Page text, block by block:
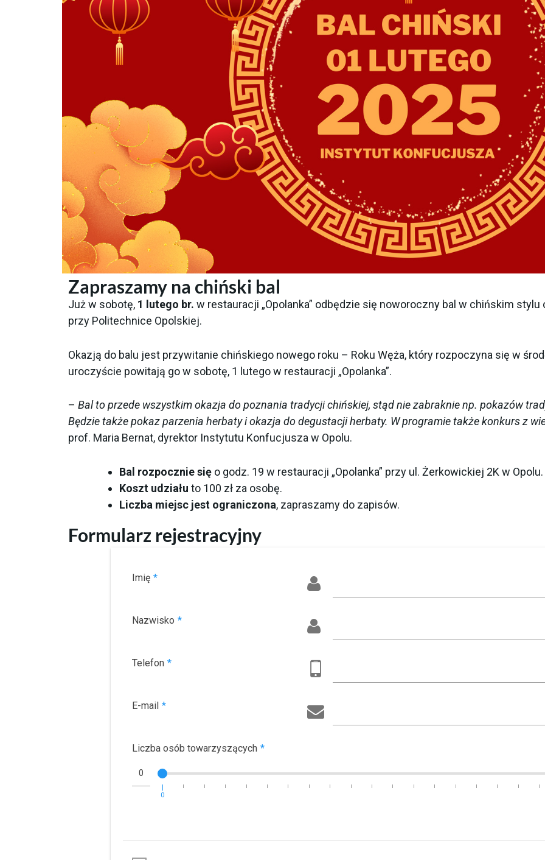
Zapraszamy na chiński bal
Już w sobotę, 1 lutego br. w restauracji „Opolanka” odbędzie się noworoczny bal w chińskim
przy Politechnice Opolskiej.
Okazją do balu jest przywitanie chińskiego nowego roku – Roku Węża, który rozpoczyna się w
uroczyście powitają go w sobotę, 1 lutego w restauracji „Opolanka”.
– Bal to przede wszystkim okazja do poznania tradycji chińskiej, stąd nie zabraknie np. pokazów
Będzie także pokaz parzenia herbaty i okazja do degustacji herbaty. W programie także konkurs z
prof. Maria Bernat, dyrektor Instytutu Konfucjusza w Opolu.
Bal rozpocznie się o godz. 19 w restauracji „Opolanka” przy ul. Żerkowickiej 2K w Opolu.
Koszt udziału to 100 zł za osobę.
Liczba miejsc jest ograniczona, zapraszamy do zapisów.
Formularz rejestracyjny
Imię *
Nazwisko *
Telefon *
E-mail *
Liczba osób towarzyszących *
0